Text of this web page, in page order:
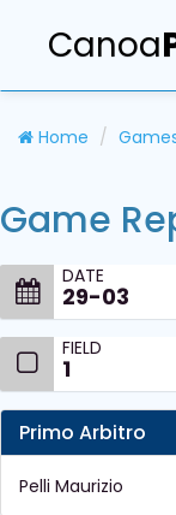
Canoa
Home
Game
DATE
29-03
FIELD
1
Primo Arbitro
Pelli Maurizio